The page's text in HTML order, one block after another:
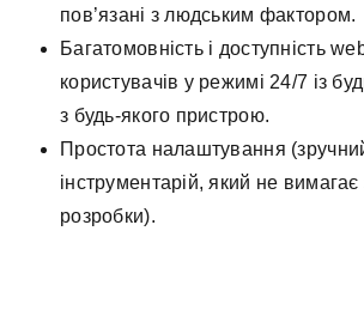
пов’язані з людським фактором.
Багатомовність і доступність
користувачів у режимі 24/7 із
з будь-якого пристрою.
Простота налаштування
інструментарій, який не вимагає
розробки).